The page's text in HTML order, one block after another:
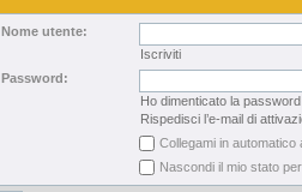
Nome utente:
Iscriviti
Password:
Ho dimenticato la password
Rispedisci l’e-mail di
Collegami in automatico
Nascondi il mio stato